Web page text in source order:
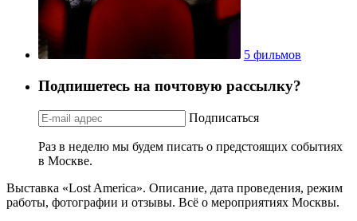
5 фильмов
Подпишетесь на почтовую рассылку?
Подписаться
Раз в неделю мы будем писать о предстоящих событиях
в Москве.
Выставка «Lost America». Описание, дата проведения, режим
работы, фотографии и отзывы. Всё о мероприятиях Москвы.